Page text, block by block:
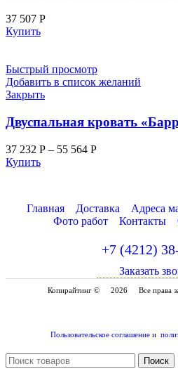
37 507 Р
Купить
Быстрый просмотр
Добавить в список желаний
Закрыть
Двуспальная кровать
37 232 Р – 55 564 Р
Купить
Главная Доставка Адреса
Фото работ
Контакты
+7 (4212)
Заказать
Копирайтинг © 2026 Все права
Пользовательское соглашениеи
Поиск